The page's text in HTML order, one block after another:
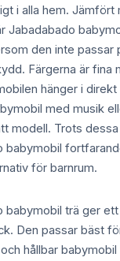
i alla hem. Jämfört
Jabadabado
den inte passar
Färgerna är fina
hänger i direkt
med musik
modell. Trots
babymobil
för barnrum.
babymobil trä ger
Den passar bäst
hållbar